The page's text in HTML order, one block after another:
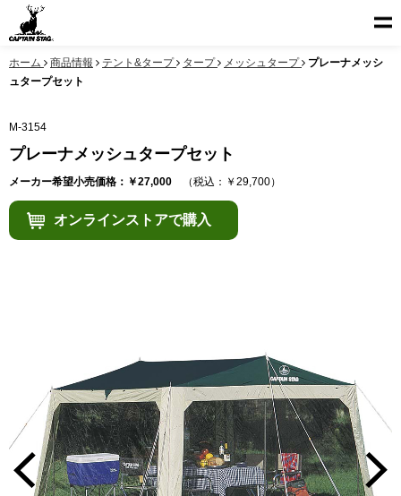
ホーム 商品情報 テント&タープ タープ メッシュタープ
プレーナメッシ
ュタープセット
M-3154
プレーナメッシュタープセット
メーカー希望小売価格：￥27,000 （税込：￥29,700）
オンラインストアで購入